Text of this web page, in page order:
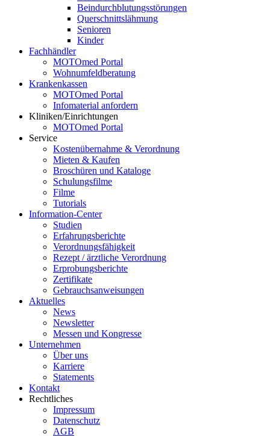
Beindurchblutungsstörungen
Querschnittslähmung
Senioren
Kinder
Fachhändler
MOTOmed Portal
Wohnumfeldberatung
Krankenkassen
MOTOmed Portal
Infomaterial anfordern
Kliniken/Einrichtungen
MOTOmed Portal
Service
Kostenübernahme & Verordnung
Mieten & Kaufen
Broschüren und Kataloge
Schulungsfilme
Filme
Tutorials
Information-Center
Studien
Erfahrungsberichte
Verordnungsfähigkeit
Rezept / ärztliche Verordnung
Erprobungsberichte
Zertifikate
Gebrauchsanweisungen
Aktuelles
News
Newsletter
Messen und Kongresse
Unternehmen
Über uns
Karriere
Statements
Kontakt
Rechtliches
Impressum
Datenschutz
AGB